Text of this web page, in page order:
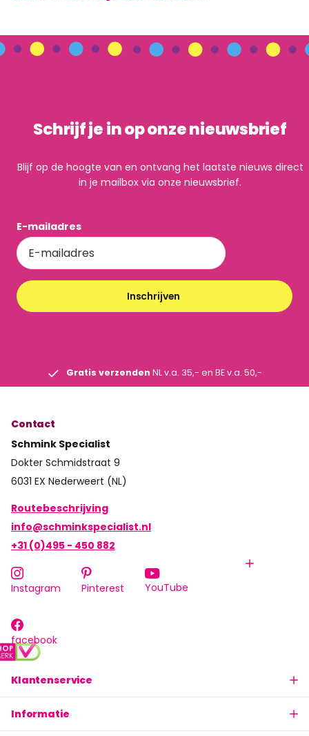
Schrijf je in op onze nieuwsbrief
Blijf op de hoogte van en ontvang het laatste nieuws direct
in je mailbox via onze nieuwsbrief.
E-mailadres
Inschrijven
Gratis verzenden NL v.a. 35,- en BE v.a. 50,-
Klantenservice
Informatie
Contact
Schmink Specialist
Dokter Schmidstraat 9
6031 EX Nederweert (NL)
Routebeschrijving
info@schminkspecialist.nl
+31 (0)495 - 450 882
Instagram Pinterest YouTube
facebook